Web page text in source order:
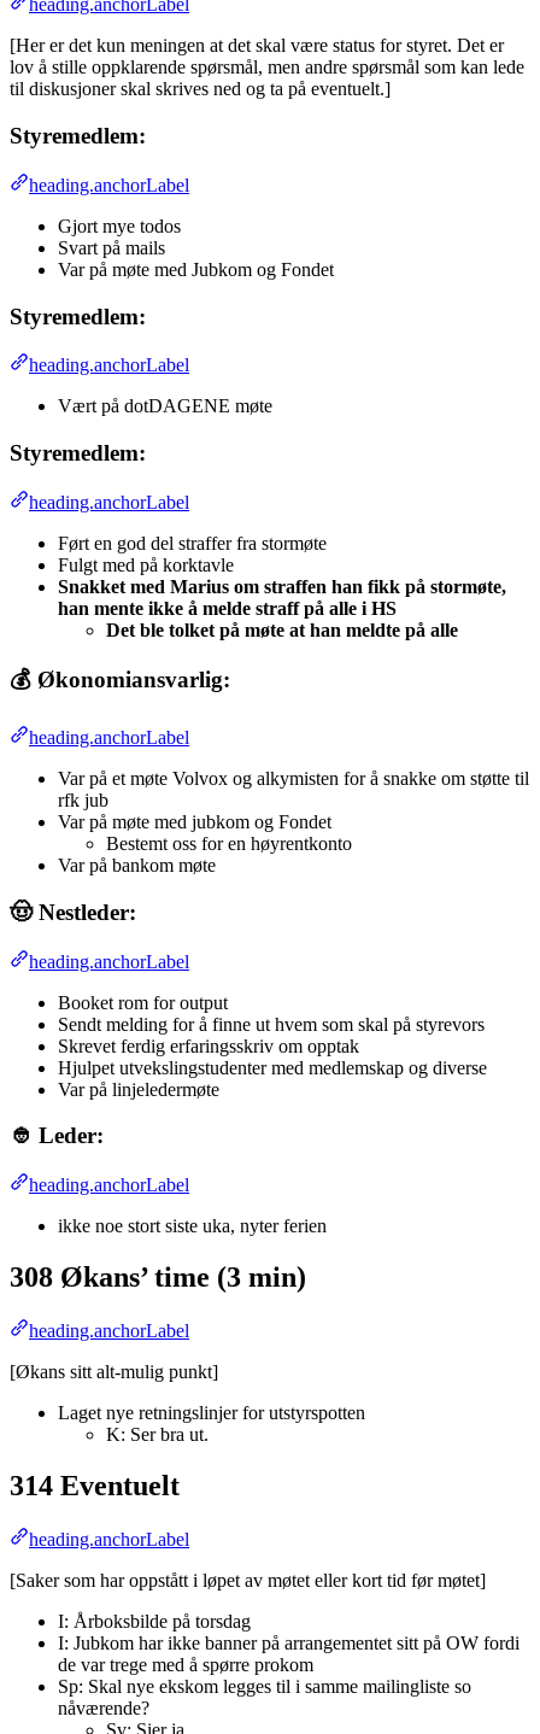
heading.anchorLabel
[Her er det kun meningen at det skal være status for styret. Det er
lov å stille oppklarende spørsmål, men andre spørsmål som kan lede
til diskusjoner skal skrives ned og ta på eventuelt.]
Styremedlem:
heading.anchorLabel
Gjort mye todos
Svart på mails
Var på møte med Jubkom og Fondet
Styremedlem:
heading.anchorLabel
Vært på dotDAGENE møte
Styremedlem:
heading.anchorLabel
Ført en god del straffer fra stormøte
Fulgt med på korktavle
Snakket med Marius om straffen han fikk på stormøte,
han mente ikke å melde straff på alle i HS
Det ble tolket på møte at han meldte på alle
💰 Økonomiansvarlig:
heading.anchorLabel
Var på et møte Volvox og alkymisten for å snakke om støtte til
rfk jub
Var på møte med jubkom og Fondet
Bestemt oss for en høyrentkonto
Var på bankom møte
🤠 Nestleder:
heading.anchorLabel
Booket rom for output
Sendt melding for å finne ut hvem som skal på styrevors
Skrevet ferdig erfaringsskriv om opptak
Hjulpet utvekslingstudenter med medlemskap og diverse
Var på linjeledermøte
👲 Leder:
heading.anchorLabel
ikke noe stort siste uka, nyter ferien
308 Økans’ time (3 min)
heading.anchorLabel
[Økans sitt alt-mulig punkt]
Laget nye retningslinjer for utstyrspotten
K: Ser bra ut.
314 Eventuelt
heading.anchorLabel
[Saker som har oppstått i løpet av møtet eller kort tid før møtet]
I: Årboksbilde på torsdag
I: Jubkom har ikke banner på arrangementet sitt på OW fordi
de var trege med å spørre prokom
Sp: Skal nye ekskom legges til i samme mailingliste so
nåværende?
Sv: Sier ja.